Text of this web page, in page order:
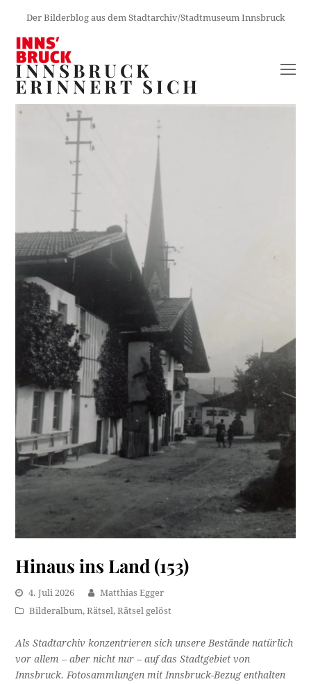
Der Bilderblog aus dem Stadtarchiv/Stadtmuseum Innsbruck
INNSBRUCK
ERINNERT SICH
Hinaus ins Land (153)
4. Juli 2026
Matthias Egger
Bilderalbum,Rätsel,Rätsel gelöst
Als Stadtarchiv konzentrieren sich unsere Bestände natürlich
vor allem – aber nicht nur – auf das Stadtgebiet von
Innsbruck. Fotosammlungen mit Innsbruck-Bezug enthalten